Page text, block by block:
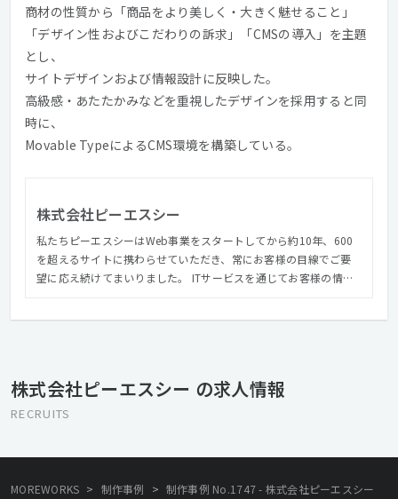
商材の性質から「商品をより美しく・大きく魅せること」
「デザイン性およびこだわりの訴求」「CMSの導入」を主題
とし、
サイトデザインおよび情報設計に反映した。
高級感・あたたかみなどを重視したデザインを採用すると同
時に、
Movable TypeによるCMS環境を構築している。
株式会社ピーエスシー
私たちピーエスシーはWeb事業をスタートしてから約10年、600
を超えるサイトに携わらせていただき、常にお客様の目線でご要
望に応え続けてまいりました。 ITサービスを通じてお客様の情報
株式会社ピーエスシー の求人情報
RECRUITS
MOREWORKS > 制作事例 > 制作事例 No.1747 - 株式会社ピーエスシー